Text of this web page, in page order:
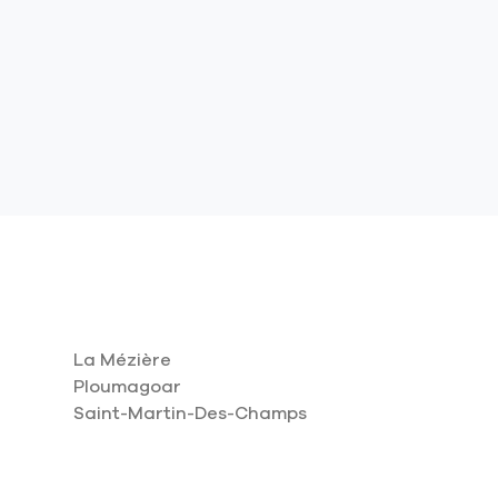
La Mézière
Ploumagoar
Saint-Martin-Des-Champs